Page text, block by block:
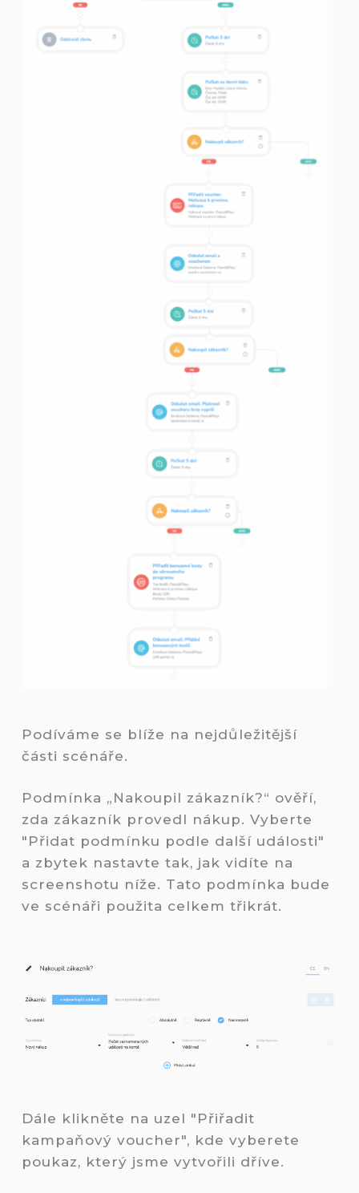
Podíváme se blíže na nejdůležitější
části scénáře.
Podmínka „Nakoupil zákazník?“ ověří,
zda zákazník provedl nákup. Vyberte
"Přidat podmínku podle další události"
a zbytek nastavte tak, jak vidíte na
screenshotu níže. Tato podmínka bude
ve scénáři použita celkem třikrát.
Dále klikněte na uzel "Přiřadit
kampaňový voucher", kde vyberete
poukaz, který jsme vytvořili dříve.